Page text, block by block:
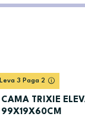
Leva 3 Paga 2
CAMA TRIXIE
99X19X60CM